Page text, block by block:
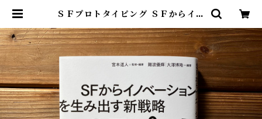
ＳＦプロトタイピング ＳＦからイノ
道人, 難波 優輝, 大澤 博隆 | 尾鷲市
九鬼町 漁村の本屋 トンガ坂文庫